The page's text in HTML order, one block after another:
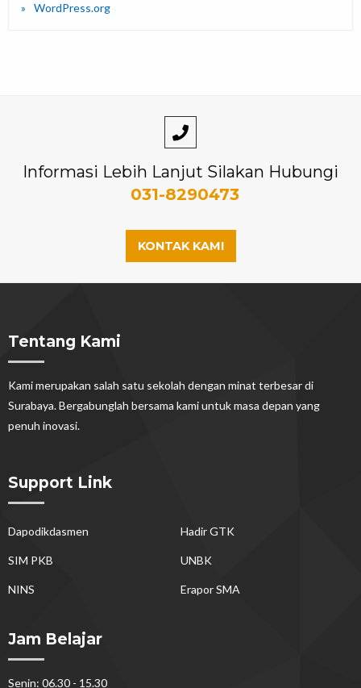
WordPress.org
Informasi Lebih Lanjut Silakan Hubungi
031-8290473
KONTAK KAMI
Tentang Kami
Kami merupakan salah satu sekolah dengan minat terbesar di
Surabaya. Bergabunglah bersama kami untuk masa depan yang
penuh inovasi.
Support Link
Dapodikdasmen Hadir GTK
SIM PKB UNBK
NINS Erapor SMA
Jam Belajar
Senin: 06.30 - 15.30